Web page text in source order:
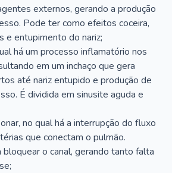
externos, gerando a produção
Pode ter como efeitos coceira,
e entupimento do nariz;
há um processo inflamatório nos
em um inchaço que gera
até nariz entupido e produção de
É dividida em sinusite aguda e
no qual há a interrupção do fluxo
que conectam o pulmão.
o canal, gerando tanto falta